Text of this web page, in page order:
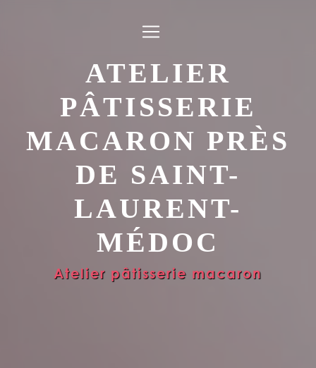
ATELIER
PÂTISSERIE
MACARON PRÈS
DE SAINT-
LAURENT-
MÉDOC
Atelier pâtisserie macaron